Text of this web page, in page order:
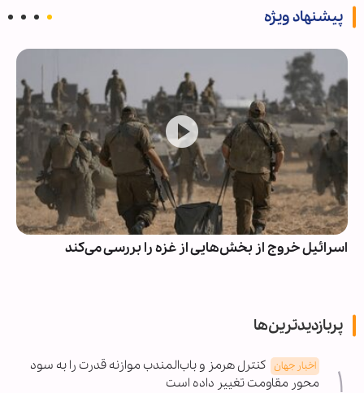
پیشنهاد ویژه
اسرائیل خروج از بخش‌هایی از غزه را بررسی می‌کند
پربازدیدترین‌ها
اخبار جهان کنترل هرمز و باب‌المندب موازنه قدرت را به سود
محور مقاومت تغییر داده است